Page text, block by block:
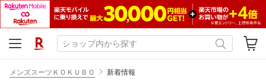
メンズスーツＫＯＫＵＢＯ 新着情報